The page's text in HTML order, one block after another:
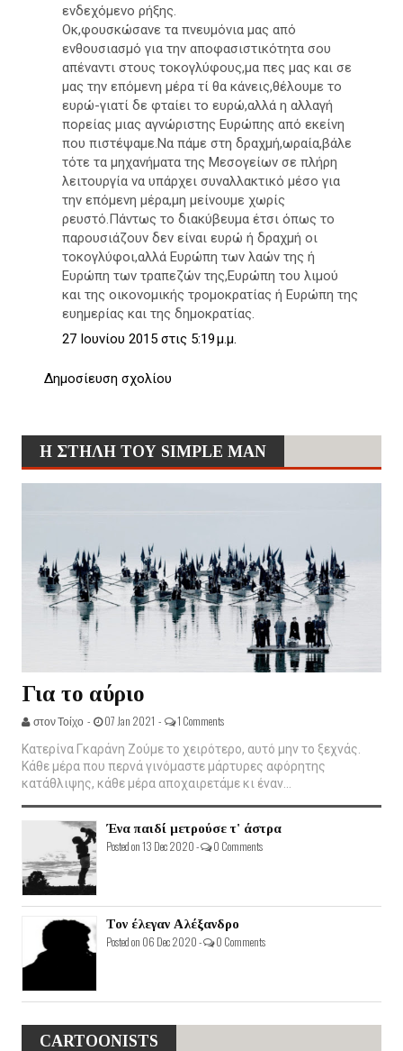
ενδεχόμενο ρήξης.
Οκ,φουσκώσανε τα πνευμόνια μας από
ενθουσιασμό για την αποφασιστικότητα σου
απέναντι στους τοκογλύφους,μα πες μας και σε
μας την επόμενη μέρα τί θα κάνεις,θέλουμε το
ευρώ-γιατί δε φταίει το ευρώ,αλλά η αλλαγή
πορείας μιας αγνώριστης Ευρώπης από εκείνη
που πιστέψαμε.Να πάμε στη δραχμή,ωραία,βάλε
τότε τα μηχανήματα της Μεσογείων σε πλήρη
λειτουργία να υπάρχει συναλλακτικό μέσο για
την επόμενη μέρα,μη μείνουμε χωρίς
ρευστό.Πάντως το διακύβευμα έτσι όπως το
παρουσιάζουν δεν είναι ευρώ ή δραχμή οι
τοκογλύφοι,αλλά Ευρώπη των λαών της ή
Ευρώπη των τραπεζών της,Ευρώπη του λιμού
και της οικονομικής τρομοκρατίας ή Ευρώπη της
ευημερίας και της δημοκρατίας.
27 Ιουνίου 2015 στις 5:19 μ.μ.
Δημοσίευση σχολίου
Η ΣΤΗΛΗ ΤΟΥ SIMPLE MAN
Για το αύριο
στον Τοίχο - 07 Jan 2021 - 1 Comments
Κατερίνα Γκαράνη Ζούμε το χειρότερο, αυτό μην το ξεχνάς.
Κάθε μέρα που περνά γινόμαστε μάρτυρες αφόρητης
κατάθλιψης, κάθε μέρα αποχαιρετάμε κι έναν...
Ένα παιδί μετρούσε τ' άστρα
Posted on 13 Dec 2020 - 0 Comments
Τον έλεγαν Αλέξανδρο
Posted on 06 Dec 2020 - 0 Comments
CARTOONISTS